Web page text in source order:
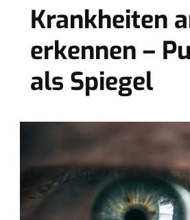
Krankheiten
erkennen –
als Spiegel